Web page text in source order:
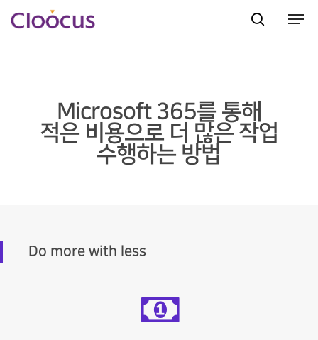
Microsoft 365를 통해
적은 비용으로 더 많은 작업
수행하는 방법
Do more with less